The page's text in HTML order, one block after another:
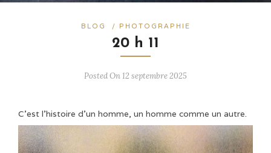
BLOG / PHOTOGRAPHIE
20 h 11
Posted On 12 septembre 2025
C’est l’histoire d’un homme, un homme comme un autre.